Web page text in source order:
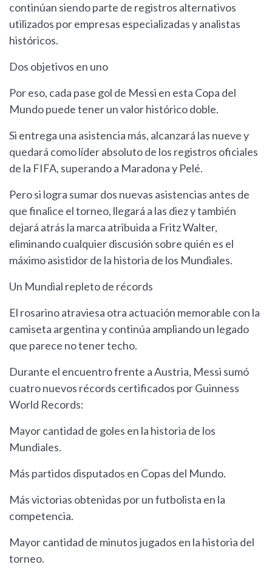
continúan siendo parte de registros alternativos
utilizados por empresas especializadas y analistas
históricos.
Dos objetivos en uno
Por eso, cada pase gol de Messi en esta Copa del
Mundo puede tener un valor histórico doble.
Si entrega una asistencia más, alcanzará las nueve y
quedará como líder absoluto de los registros oficiales
de la FIFA, superando a Maradona y Pelé.
Pero si logra sumar dos nuevas asistencias antes de
que finalice el torneo, llegará a las diez y también
dejará atrás la marca atribuida a Fritz Walter,
eliminando cualquier discusión sobre quién es el
máximo asistidor de la historia de los Mundiales.
Un Mundial repleto de récords
El rosarino atraviesa otra actuación memorable con la
camiseta argentina y continúa ampliando un legado
que parece no tener techo.
Durante el encuentro frente a Austria, Messi sumó
cuatro nuevos récords certificados por Guinness
World Records:
Mayor cantidad de goles en la historia de los
Mundiales.
Más partidos disputados en Copas del Mundo.
Más victorias obtenidas por un futbolista en la
competencia.
Mayor cantidad de minutos jugados en la historia del
torneo.